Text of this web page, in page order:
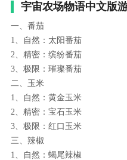
宇宙农场物语中文版
一、番茄
1、自然：太阳番茄
2、精密：缤纷番茄
3、极限：璀璨番茄
二、玉米
1、自然：黄金玉米
2、精密：宝石玉米
3、极限：红口玉米
三、辣椒
1、自然：蝎尾辣椒